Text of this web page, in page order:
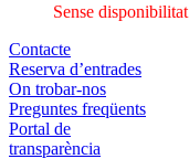
Sense disponibilitat
Contacte
Reserva d’entrades
On trobar-nos
Preguntes freqüents
Portal de
transparència